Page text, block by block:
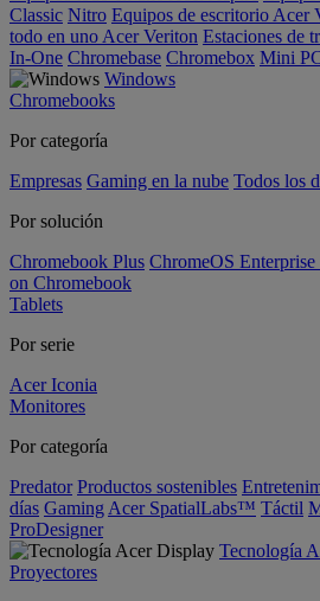
Classic Nitro Equipos de escritorio Acer
todo en uno Acer Veriton Estaciones de
In-One Chromebase Chromebox Mini
Windows
Chromebooks
Por categoría
Empresas Gaming en la nube Todos los
Por solución
Chromebook Plus ChromeOS
on Chromebook
Tablets
Por serie
Acer Iconia
Monitores
Por categoría
Predator Productos sostenibles
días Gaming Acer SpatialLabs™ Táctil
ProDesigner
Tecnología
Proyectores